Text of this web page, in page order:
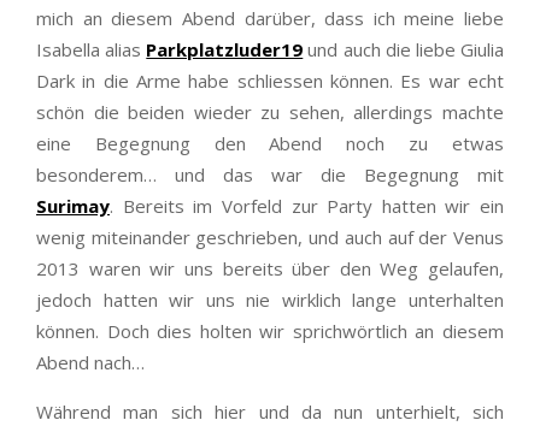
mich an diesem Abend darüber, dass ich meine liebe
Isabella alias Parkplatzluder19 und auch die liebe Giulia
Dark in die Arme habe schliessen können. Es war echt
schön die beiden wieder zu sehen, allerdings machte
eine Begegnung den Abend noch zu etwas
besonderem… und das war die Begegnung mit
Surimay. Bereits im Vorfeld zur Party hatten wir ein
wenig miteinander geschrieben, und auch auf der Venus
2013 waren wir uns bereits über den Weg gelaufen,
jedoch hatten wir uns nie wirklich lange unterhalten
können. Doch dies holten wir sprichwörtlich an diesem
Abend nach…
Während man sich hier und da nun unterhielt, sich